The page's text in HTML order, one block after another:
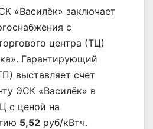
«Василёк» заключает
с
центра (ТЦ)
Гарантирующий
выставляет счет
ЭСК «Василёк» в
с ценой на
5,52 руб/кВтч.